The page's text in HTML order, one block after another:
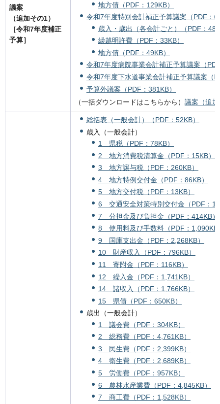
議案
（追加その1）
［令和7年度補正
予算］
地方債（PDF：129KB）
令和7年度特別会計補正予算議案（PDF：
歳入・歳出（各会計ごと）（PDF：
繰越明許費（PDF：33KB）
地方債（PDF：49KB）
令和7年度病院事業会計補正予算議案（
令和7年度下水道事業会計補正予算議案（
予算外議案（PDF：381KB）
（一括ダウンロードはこちらから） 議案（追
総括表（一般会計）（PDF：52KB）
歳入（一般会計）
1 県税（PDF：78KB）
2 地方消費税清算金（PDF：15KB）
3 地方譲与税（PDF：260KB）
4 地方特例交付金（PDF：86KB）
5 地方交付税（PDF：13KB）
6 交通安全対策特別交付金（PDF：
7 分担金及び負担金（PDF：414KB）
8 使用料及び手数料（PDF：1,090KB
9 国庫支出金（PDF：2,268KB）
10 財産収入（PDF：796KB）
11 寄附金（PDF：116KB）
12 繰入金（PDF：1,741KB）
14 諸収入（PDF：1,766KB）
15 県債（PDF：650KB）
歳出（一般会計）
1 議会費（PDF：304KB）
2 総務費（PDF：4,761KB）
3 民生費（PDF：2,399KB）
4 衛生費（PDF：2,689KB）
5 労働費（PDF：957KB）
6 農林水産業費（PDF：4,845KB）
7 商工費（PDF：1,528KB）